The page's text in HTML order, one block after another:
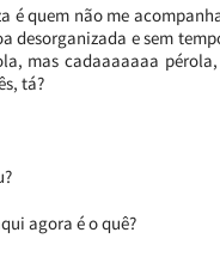
é quem não me
desorganizada e sem
mas cadaaaaaaa
tá?
agora é o quê?